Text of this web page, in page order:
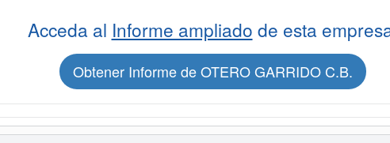
Acceda al Informe ampliado de esta
Obtener Informe de OTERO GARRIDO C.B.